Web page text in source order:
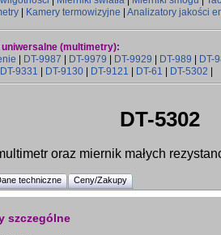
Kamery termowizyjne Analizatory jakości
uniwersalne (multimetry):
DT-9987 DT-9979 DT-9929 DT-989
DT-
DT-9331 DT-9130 DT-9121 DT-61 DT-5302
DT-5302
oraz miernik małych
techniczne Ceny/Zakupy
szczególne